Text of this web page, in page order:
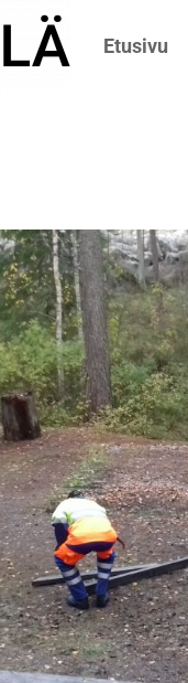
Etusivu